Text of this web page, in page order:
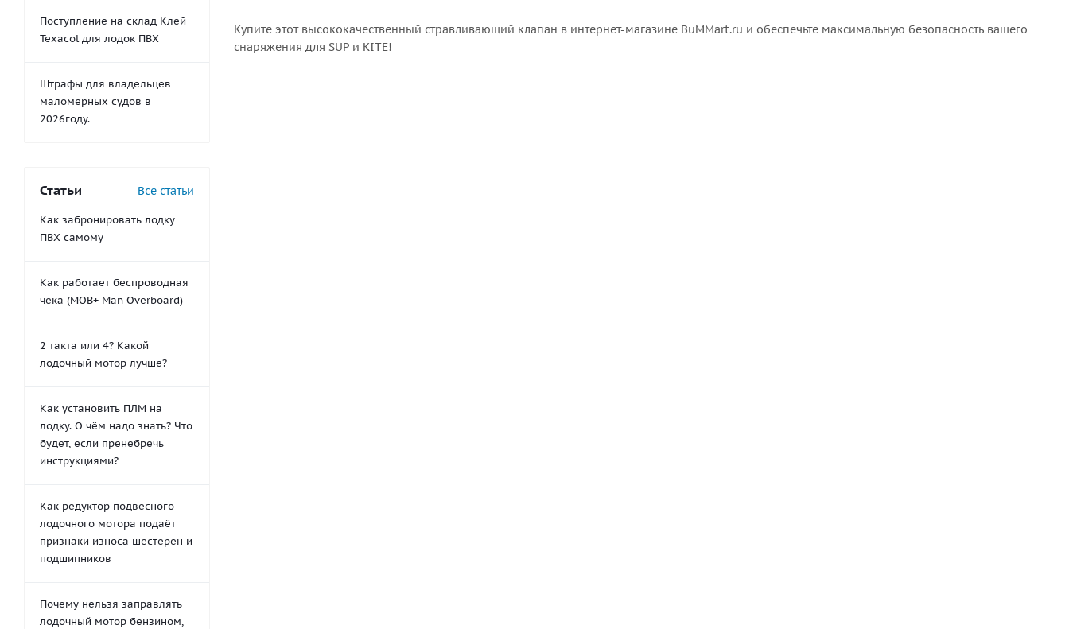
Купите этот высококачественный стравливающий клапан в интернет-магазине BuMMart.ru и обеспечьте максимальную безопасность вашего
снаряжения для SUP и KITE!
Поступление на склад Клей
Texacol для лодок ПВХ
Штрафы для владельцев
маломерных судов в
2026году.
Статьи Все статьи
Как забронировать лодку
ПВХ самому
Как работает беспроводная
чека (MOB+ Man Overboard)
2 такта или 4? Какой
лодочный мотор лучше?
Как установить ПЛМ на
лодку. О чём надо знать? Что
будет, если пренебречь
инструкциями?
Как редуктор подвесного
лодочного мотора подаёт
признаки износа шестерён и
подшипников
Почему нельзя заправлять
лодочный мотор бензином,